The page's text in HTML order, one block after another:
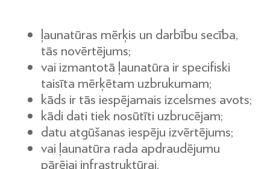
ļaunatūras mērķis un darbību secība,
tās novērtējums;
vai izmantotā ļaunatūra ir specifiski
taisīta mērķētam uzbrukumam;
kāds ir tās iespējamais izcelsmes avots;
kādi dati tiek nosūtīti uzbrucējam;
datu atgūšanas iespēju izvērtējums;
vai ļaunatūra rada apdraudējumu
pārējai infrastruktūrai.